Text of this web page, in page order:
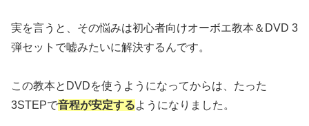
実を言うと、その悩みは初心者向けオーボエ教本＆DVD 3
弾セットで嘘みたいに解決するんです。
この教本とDVDを使うようになってからは、たった
3STEPで音程が安定するようになりました。